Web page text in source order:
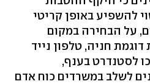
להשפיע באופן קריטי
על הבחירה במקום
חניה, טלפון נייד
לסטנדרט בענף,
לשלב במשרדים כוח אדם